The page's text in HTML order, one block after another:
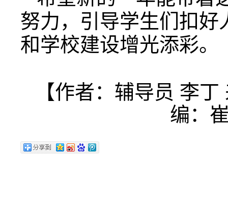
努力，引导学生们扣好
和学校建设增光添彩。
【作者：辅导员 李
编：